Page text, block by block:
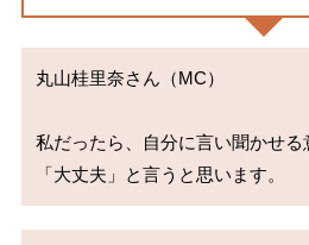
丸山桂里奈さん（MC）
私だったら、自分に言い聞かせ